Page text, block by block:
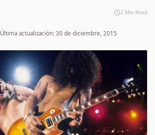
2 Min Read
Última actualización: 30 de diciembre, 2015